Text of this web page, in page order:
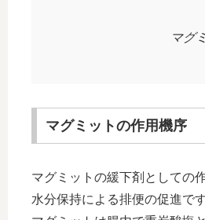
マグ
マグミットの作用機序
マグミットの緩下剤としての
水分保持による排便の促進です